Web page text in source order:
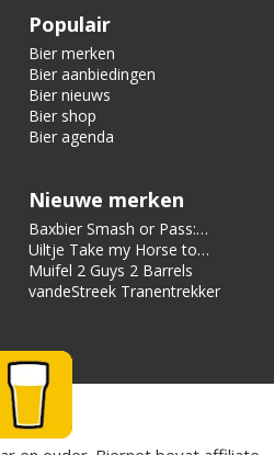
Populair
Bier merken
Bier aanbiedingen
Bier nieuws
Bier shop
Bier agenda
Nieuwe merken
Baxbier Smash or Pass:
Strata
Uiltje Take my Horse to
the Hotel Room
Muifel 2 Guys 2 Barrels
vandeStreek Tranentrekker